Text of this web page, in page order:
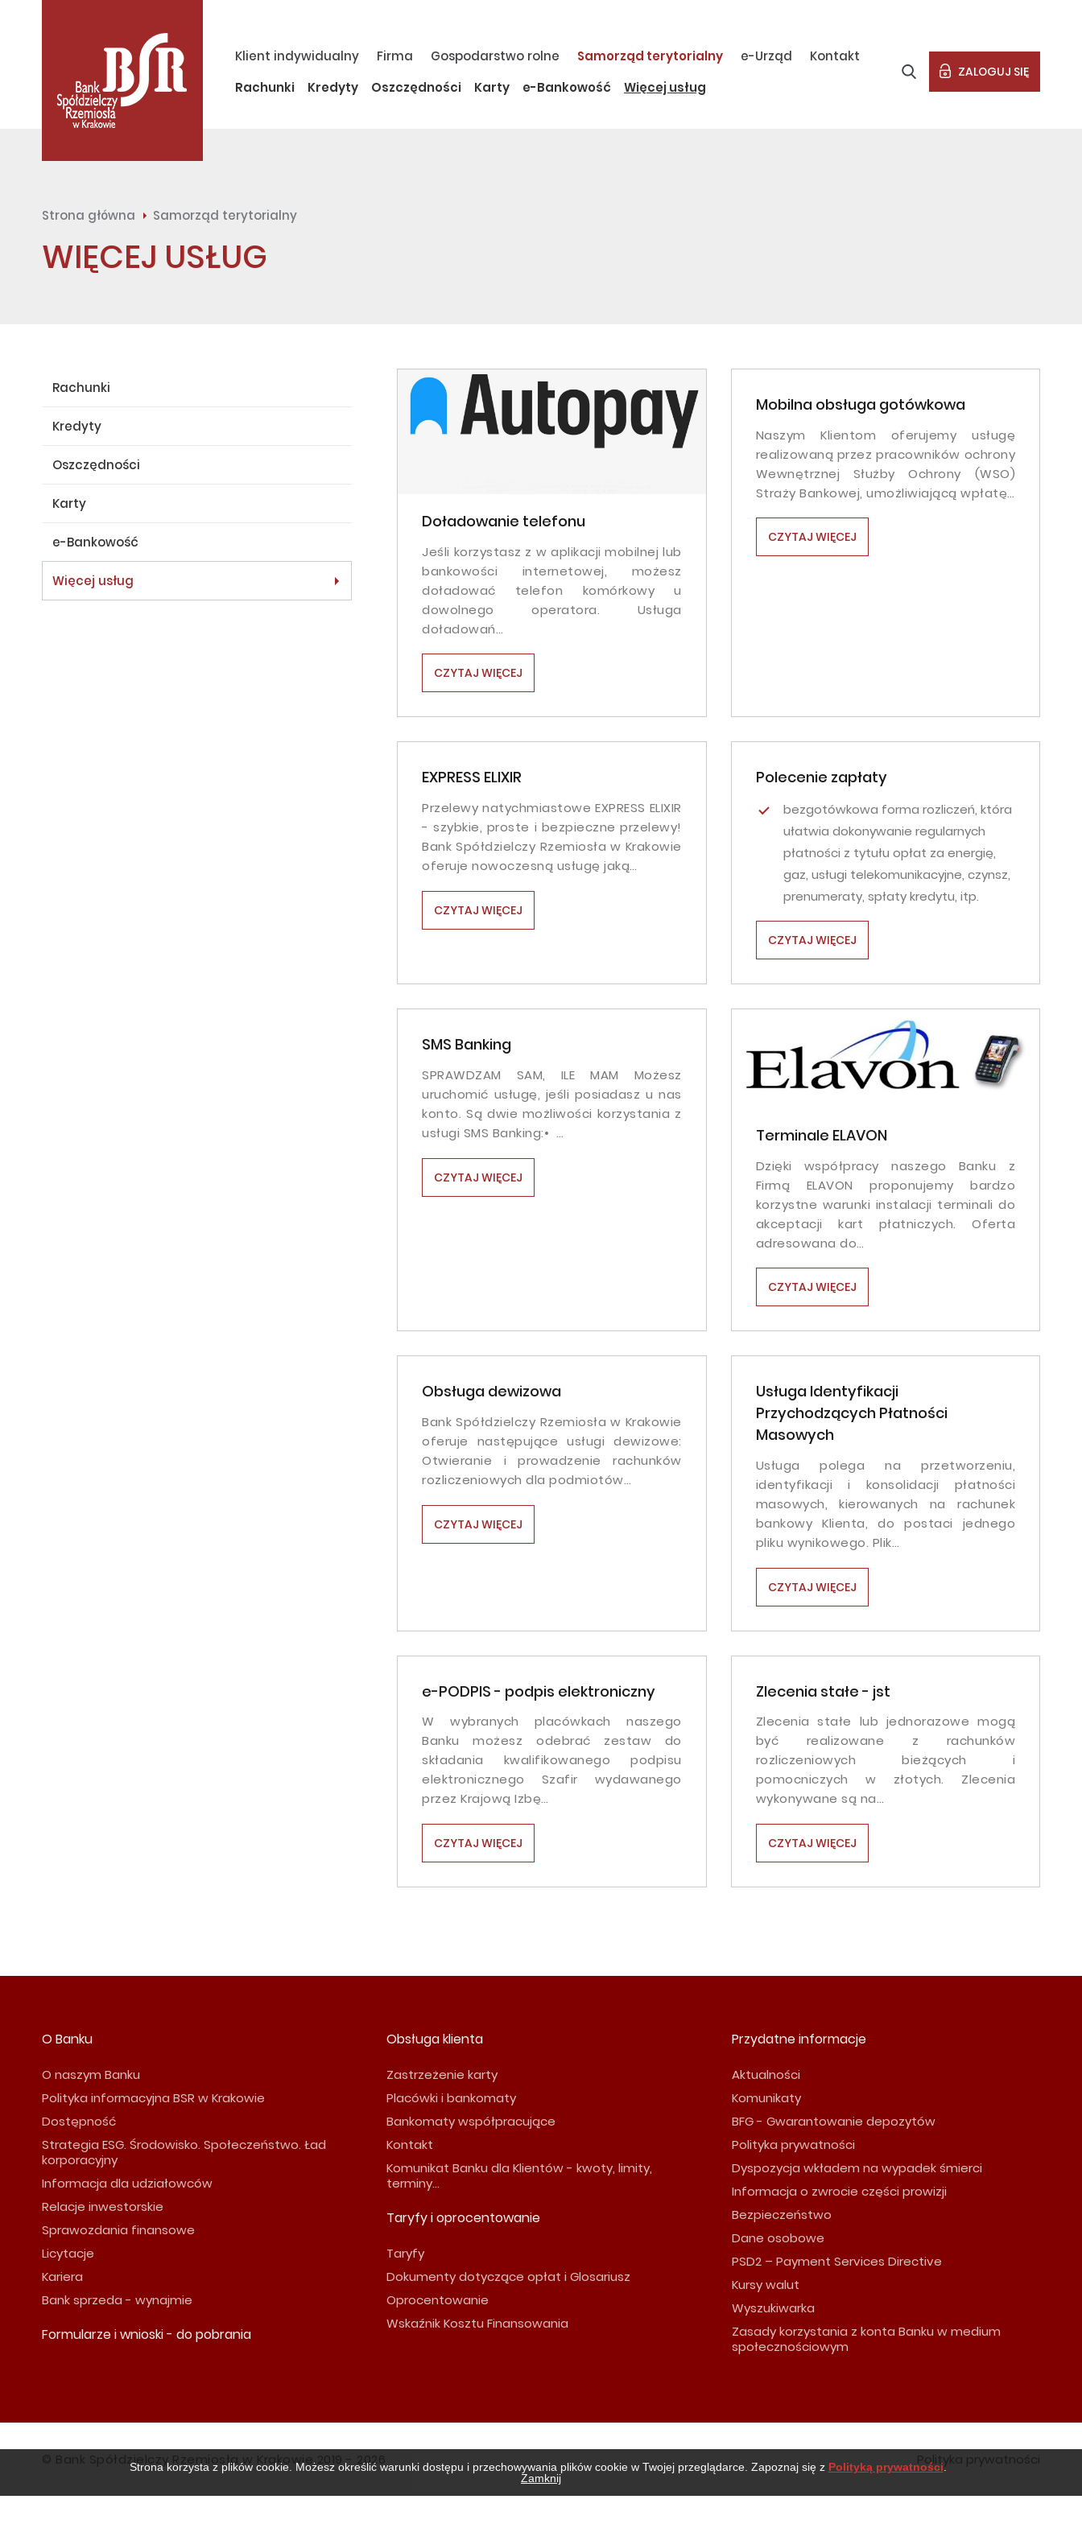
Klient indywidualny Firma Gospodarstwo rolne Samorząd terytorialny e-Urząd
Kontakt
Rachunki
Kredyty Oszczędności Karty e-Bankowość Więcej usług
ZALOGUJ SIĘ
Strona główna Samorząd terytorialny
WIĘCEJ USŁUG
Rachunki
Kredyty
Oszczędności
Karty
e-Bankowość
Więcej usług
Doładowanie telefonu
Jeśli korzystasz z w aplikacji mobilnej lub
bankowości internetowej, możesz
doładować telefon komórkowy u
dowolnego operatora. Usługa
doładowań…
CZYTAJ WIĘCEJ
Mobilna obsługa gotówkowa
Naszym Klientom oferujemy usługę
realizowaną przez pracowników ochrony
Wewnętrznej Służby Ochrony (WSO)
Straży Bankowej, umożliwiającą wpłatę…
CZYTAJ WIĘCEJ
EXPRESS ELIXIR
Przelewy natychmiastowe EXPRESS ELIXIR
- szybkie, proste i bezpieczne przelewy!
Bank Spółdzielczy Rzemiosła w Krakowie
oferuje nowoczesną usługę jaką…
CZYTAJ WIĘCEJ
Polecenie zapłaty
bezgotówkowa forma rozliczeń, która
ułatwia dokonywanie regularnych
płatności z tytułu opłat za energię,
gaz, usługi telekomunikacyjne, czynsz,
prenumeraty, spłaty kredytu, itp.
CZYTAJ WIĘCEJ
SMS Banking
SPRAWDZAM SAM, ILE MAM Możesz
uruchomić usługę, jeśli posiadasz u nas
konto. Są dwie możliwości korzystania z
usługi SMS Banking:• …
CZYTAJ WIĘCEJ
Terminale ELAVON
Dzięki współpracy naszego Banku z
Firmą ELAVON proponujemy bardzo
korzystne warunki instalacji terminali do
akceptacji kart płatniczych. Oferta
adresowana do…
CZYTAJ WIĘCEJ
Obsługa dewizowa
Bank Spółdzielczy Rzemiosła w Krakowie
oferuje następujące usługi dewizowe:
Otwieranie i prowadzenie rachunków
rozliczeniowych dla podmiotów…
CZYTAJ WIĘCEJ
Usługa Identyfikacji
Przychodzących Płatności
Masowych
Usługa polega na przetworzeniu,
identyfikacji i konsolidacji płatności
masowych, kierowanych na rachunek
bankowy Klienta, do postaci jednego
pliku wynikowego. Plik…
CZYTAJ WIĘCEJ
e-PODPIS - podpis elektroniczny
W wybranych placówkach naszego
Banku możesz odebrać zestaw do
składania kwalifikowanego podpisu
elektronicznego Szafir wydawanego
przez Krajową Izbę…
CZYTAJ WIĘCEJ
Zlecenia stałe - jst
Zlecenia stałe lub jednorazowe mogą
być realizowane z rachunków
rozliczeniowych bieżących i
pomocniczych w złotych. Zlecenia
wykonywane są na…
CZYTAJ WIĘCEJ
O Banku
O naszym Banku
Polityka informacyjna BSR w Krakowie
Dostępność
Strategia ESG. Środowisko. Społeczeństwo. Ład
korporacyjny
Informacja dla udziałowców
Relacje inwestorskie
Sprawozdania finansowe
Licytacje
Kariera
Bank sprzeda - wynajmie
Formularze i wnioski - do pobrania
Obsługa klienta
Zastrzeżenie karty
Placówki i bankomaty
Bankomaty współpracujące
Kontakt
Komunikat Banku dla Klientów - kwoty, limity,
terminy...
Taryfy i oprocentowanie
Taryfy
Dokumenty dotyczące opłat i Glosariusz
Oprocentowanie
Wskaźnik Kosztu Finansowania
Przydatne informacje
Aktualności
Komunikaty
BFG - Gwarantowanie depozytów
Polityka prywatności
Dyspozycja wkładem na wypadek śmierci
Informacja o zwrocie części prowizji
Bezpieczeństwo
Dane osobowe
PSD2 – Payment Services Directive
Kursy walut
Wyszukiwarka
Zasady korzystania z konta Banku w medium
społecznościowym
© Bank Spółdzielczy Rzemiosła w Krakowie 2019 - 2026 Polityka prywatności
Strona korzysta z plików cookie. Możesz określić warunki dostępu i przechowywania plików cookie w Twojej przeglądarce. Zapoznaj się z Polityką prywatności.
Zamknij